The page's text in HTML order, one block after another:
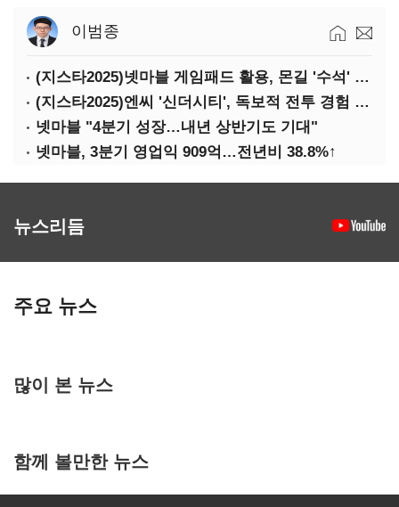
이범종
(지스타2025)넷마블 게임패드 활용, 몬길 '수석' 7대죄 '차석'
(지스타2025)엔씨 '신더시티', 독보적 전투 경험 필요
넷마블 "4분기 성장…내년 상반기도 기대"
넷마블, 3분기 영업익 909억…전년비 38.8%↑
뉴스리듬
주요 뉴스
많이 본 뉴스
함께 볼만한 뉴스